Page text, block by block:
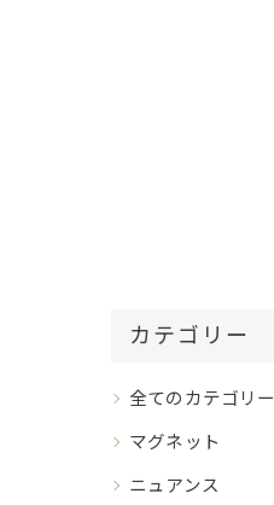
カテゴリー
全てのカテゴリー
マグネット
ニュアンス